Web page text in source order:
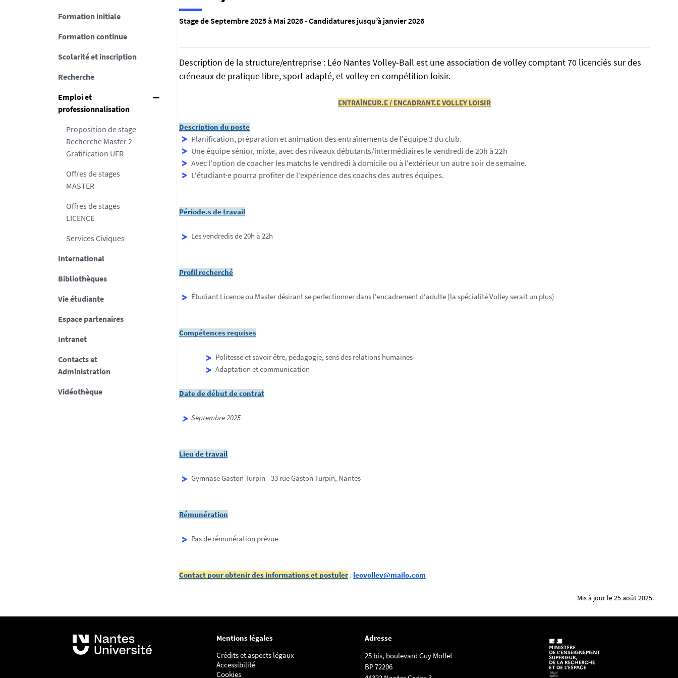
Formation initiale
Formation continue
Scolarité et inscription
Recherche
Emploi et
professionnalisation
Proposition de stage
Recherche Master 2 -
Gratification UFR
Offres de stages
MASTER
Offres de stages
LICENCE
Services Civiques
International
Bibliothèques
Vie étudiante
Espace partenaires
Intranet
Contacts et
Administration
Vidéothèque
Stage de Septembre 2025 à Mai 2026 - Candidatures jusqu’à janvier 2026
Description de la structure/entreprise : Léo Nantes Volley-Ball est une association de volley comptant 70 licenciés sur des
créneaux de pratique libre, sport adapté, et volley en compétition loisir.
ENTRAÎNEUR.E / ENCADRANT.E VOLLEY LOISIR
Description du poste
Planification, préparation et animation des entraînements de l'équipe 3 du club.
Une équipe sénior, mixte, avec des niveaux débutants/intermédiaires le vendredi de 20h à 22h
Avec l'option de coacher les matchs le vendredi à domicile ou à l'extérieur un autre soir de semaine.
L'étudiant·e pourra profiter de l'expérience des coachs des autres équipes.
Période.s de travail
Les vendredis de 20h à 22h
Profil recherché
Étudiant Licence ou Master désirant se perfectionner dans l'encadrement d'adulte (la spécialité Volley serait un plus)
Compétences requises
Politesse et savoir être, pédagogie, sens des relations humaines
Adaptation et communication
Date de début de contrat
Septembre 2025
Lieu de travail
Gymnase Gaston Turpin - 33 rue Gaston Turpin, Nantes
Rémunération
Pas de rémunération prévue
Contact pour obtenir des informations et postuler : leovolley@mailo.com
Mis à jour le 25 août 2025.
Mentions légales
Crédits et aspects légaux
Accessibilité
Cookies
Adresse
25 bis, boulevard Guy Mollet
BP 72206